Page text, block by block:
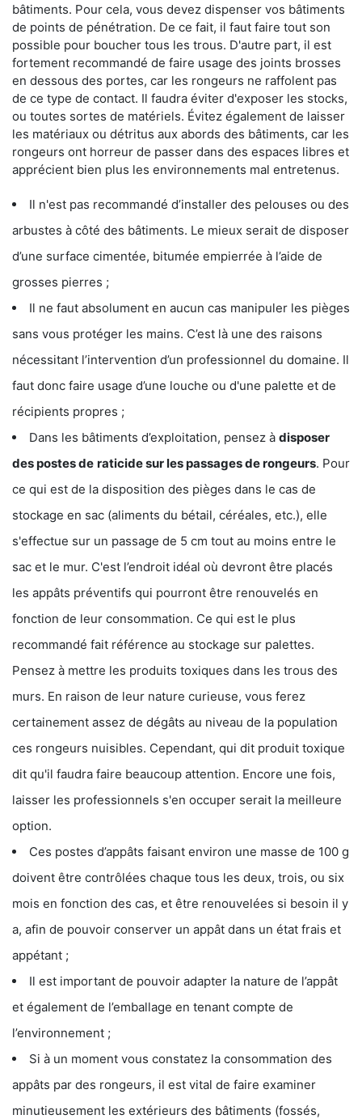
bâtiments. Pour cela, vous devez dispenser vos bâtiments
de points de pénétration. De ce fait, il faut faire tout son
possible pour boucher tous les trous. D'autre part, il est
fortement recommandé de faire usage des joints brosses
en dessous des portes, car les rongeurs ne raffolent pas
de ce type de contact. Il faudra éviter d'exposer les stocks,
ou toutes sortes de matériels. Évitez également de laisser
les matériaux ou détritus aux abords des bâtiments, car les
rongeurs ont horreur de passer dans des espaces libres et
apprécient bien plus les environnements mal entretenus.
Il n'est pas recommandé d’installer des pelouses ou des
arbustes à côté des bâtiments. Le mieux serait de disposer
d’une surface cimentée, bitumée empierrée à l’aide de
grosses pierres ;
Il ne faut absolument en aucun cas manipuler les pièges
sans vous protéger les mains. C’est là une des raisons
nécessitant l’intervention d’un professionnel du domaine. Il
faut donc faire usage d’une louche ou d'une palette et de
récipients propres ;
Dans les bâtiments d’exploitation, pensez à disposer
des postes de raticide sur les passages de rongeurs. Pour
ce qui est de la disposition des pièges dans le cas de
stockage en sac (aliments du bétail, céréales, etc.), elle
s'effectue sur un passage de 5 cm tout au moins entre le
sac et le mur. C'est l’endroit idéal où devront être placés
les appâts préventifs qui pourront être renouvelés en
fonction de leur consommation. Ce qui est le plus
recommandé fait référence au stockage sur palettes.
Pensez à mettre les produits toxiques dans les trous des
murs. En raison de leur nature curieuse, vous ferez
certainement assez de dégâts au niveau de la population
ces rongeurs nuisibles. Cependant, qui dit produit toxique
dit qu'il faudra faire beaucoup attention. Encore une fois,
laisser les professionnels s'en occuper serait la meilleure
option.
Ces postes d’appâts faisant environ une masse de 100 g
doivent être contrôlées chaque tous les deux, trois, ou six
mois en fonction des cas, et être renouvelées si besoin il y
a, afin de pouvoir conserver un appât dans un état frais et
appétant ;
Il est important de pouvoir adapter la nature de l’appât
et également de l’emballage en tenant compte de
l’environnement ;
Si à un moment vous constatez la consommation des
appâts par des rongeurs, il est vital de faire examiner
minutieusement les extérieurs des bâtiments (fossés,